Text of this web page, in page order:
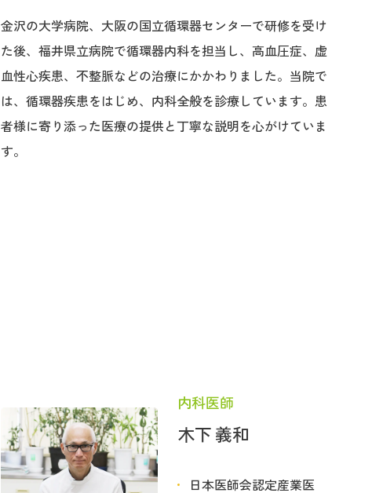
金沢の大学病院、大阪の国立循環器センターで研修を受け
た後、福井県立病院で循環器内科を担当し、高血圧症、虚
血性心疾患、不整脈などの治療にかかわりました。当院で
は、循環器疾患をはじめ、内科全般を診療しています。患
者様に寄り添った医療の提供と丁寧な説明を心がけていま
す。
内科医師
木下 義和
日本医師会認定産業医